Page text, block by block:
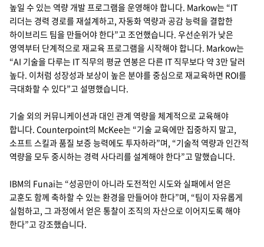
높일 수 있는 역량 개발 프로그램을 운영해야 합니다. Markow는 “IT
리더는 경력 경로를 재설계하고, 자동화 역량과 공감 능력을 결합한
하이브리드 팀을 만들어야 한다”고 조언했습니다. 우선순위가 낮은
영역부터 단계적으로 재교육 프로그램을 시작해야 합니다. Markow는
“AI 기술을 다루는 IT 직무의 평균 연봉은 다른 IT 직무보다 약 3만 달러
높다. 이처럼 성장성과 보상이 높은 분야를 중심으로 재교육하면 ROI를
극대화할 수 있다”고 설명했습니다.
기술 외의 커뮤니케이션과 대인 관계 역량을 체계적으로 교육해야
합니다. Counterpoint의 McKee는 “기술 교육에만 집중하지 말고,
소프트 스킬과 품질 보증 능력에도 투자하라”며, “기술적 역량과 인간적
역량을 모두 중시하는 경력 사다리를 설계해야 한다”고 말했습니다.
IBM의 Funai는 “성공만이 아니라 도전적인 시도와 실패에서 얻은
교훈도 함께 축하할 수 있는 환경을 만들어야 한다”며, “팀이 자유롭게
실험하고, 그 과정에서 얻은 통찰이 조직의 자산으로 이어지도록 해야
한다”고 강조했습니다.